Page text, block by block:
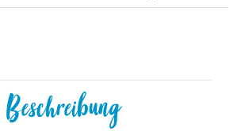
Beschreibung